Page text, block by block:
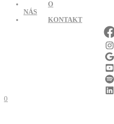
O
NÁS
KONTAKT
0